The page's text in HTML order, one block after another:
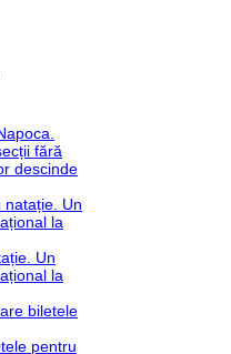
fără
descinde
natație. Un
la
Un
la
biletele
pentru